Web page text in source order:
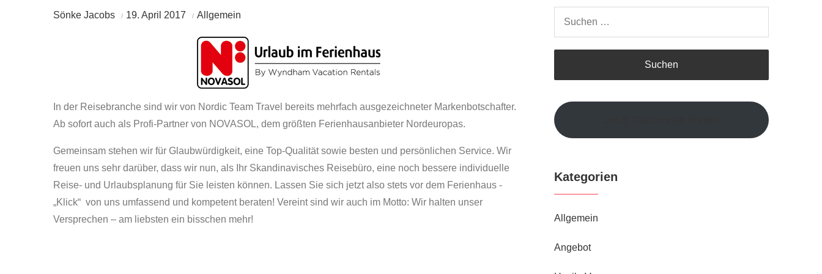
Sönke Jacobs 19. April 2017 Allgemein
In der Reisebranche sind wir von Nordic Team Travel bereits mehrfach ausgezeichneter Markenbotschafter.
Ab sofort auch als Profi-Partner von NOVASOL, dem größten Ferienhausanbieter Nordeuropas.
Gemeinsam stehen wir für Glaubwürdigkeit, eine Top-Qualität sowie besten und persönlichen Service. Wir
freuen uns sehr darüber, dass wir nun, als Ihr Skandinavisches Reisebüro, eine noch bessere individuelle
Reise- und Urlaubsplanung für Sie leisten können. Lassen Sie sich jetzt also stets vor dem Ferienhaus -
„Klick“ von uns umfassend und kompetent beraten! Vereint sind wir auch im Motto: Wir halten unser
Versprechen – am liebsten ein bisschen mehr!
Kategorien
Allgemein
Angebot